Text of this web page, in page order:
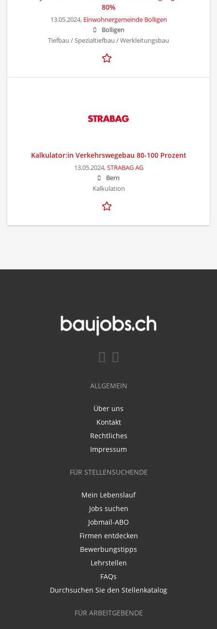
80%
13.05.2024, Einwohnergemeinde Bolligen
Bolligen
Tiefbau / Spezialtiefbau / Werkleitungsbau
Kalkulator:in Verkehrswegebau 80-100 Prozent
13.05.2024,STRABAG AG
Bern
Kalkulation
ALLGEMEIN
Über uns
Kontakt
Rechtliches
Impressum
FÜR STELLENSUCHENDE
Mein Lebenslauf
Jobs suchen
Jobmail-ABO
Firmen entdecken
Bewerbungstipps
Lehrstellen
FAQs
Durchsuchen Sie den Stellenkatalog
FÜR ARBEITGEBENDE